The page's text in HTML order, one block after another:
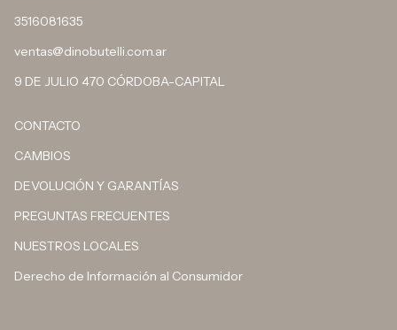
3516081635
ventas@dinobutelli.com.ar
9 DE JULIO 470 CÓRDOBA-CAPITAL
CONTACTO
CAMBIOS
DEVOLUCIÓN Y GARANTÍAS
PREGUNTAS FRECUENTES
NUESTROS LOCALES
Derecho de Información al Consumidor